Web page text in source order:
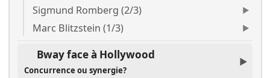
Sigmund Romberg (2/3)
Marc Blitzstein (1/3)
Bway face à Hollywood
Concurrence ou synergie?